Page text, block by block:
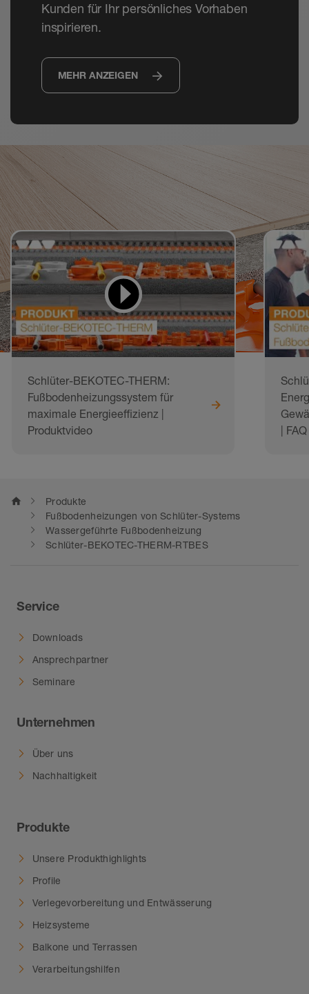
Kunden für Ihr persönliches Vorhaben
inspirieren.
MEHR ANZEIGEN
Videos zum Lernen
und Nachmachen
Schlüter-BEKOTEC-THERM:
Fußbodenheizungssystem für
maximale Energieeffizienz |
Produktvideo
| FAQ
home
Produkte
Fußbodenheizungen von Schlüter-Systems
Wassergeführte Fußbodenheizung
Schlüter-BEKOTEC-THERM-RTBES
Service
Downloads
Ansprechpartner
Seminare
Unternehmen
Über uns
Nachhaltigkeit
Produkte
Unsere Produkthighlights
Profile
Verlegevorbereitung und Entwässerung
Heizsysteme
Balkone und Terrassen
Verarbeitungshilfen